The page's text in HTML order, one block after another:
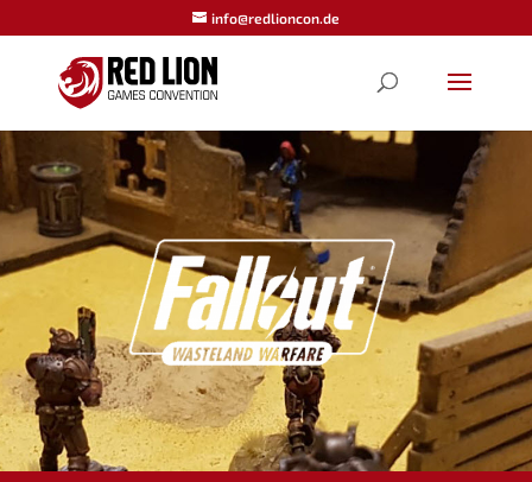
info@redlioncon.de